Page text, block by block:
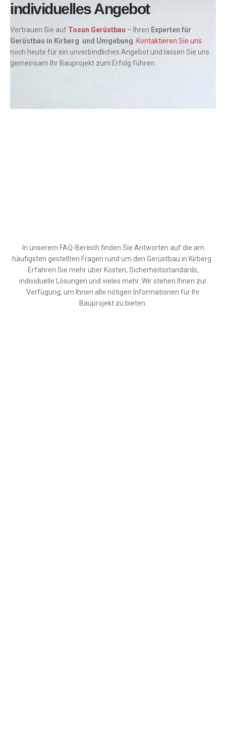
individuelles Angebot
Vertrauen Sie auf Tosun Gerüstbau – Ihren Experten für
Gerüstbau in Kirberg und Umgebung Kontaktieren Sie uns
noch heute für ein unverbindliches Angebot und lassen Sie uns
gemeinsam Ihr Bauprojekt zum Erfolg führen.
In unserem FAQ-Bereich finden Sie Antworten auf die am
häufigsten gestellten Fragen rund um den Gerüstbau in Kirberg .
Erfahren Sie mehr über Kosten, Sicherheitsstandards,
individuelle Lösungen und vieles mehr. Wir stehen Ihnen zur
Verfügung, um Ihnen alle nötigen Informationen für Ihr
Bauprojekt zu bieten.